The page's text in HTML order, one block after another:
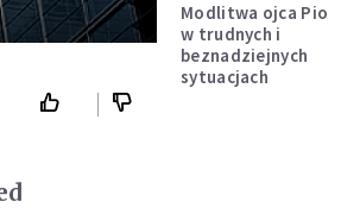
Modlitwa ojca Pio
w trudnych i
beznadziejnych
sytuacjach